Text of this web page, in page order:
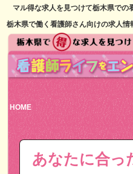
マル得な求人を見つけて栃木県での
栃木県で働く看護師さん向けの求人情
HOME
あなたに合っ